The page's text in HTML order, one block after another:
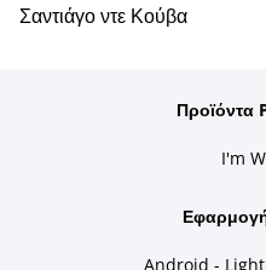
Σαντιάγο ντε Κούβα
Προϊόντα
I'm
Εφαρμογή
Android -